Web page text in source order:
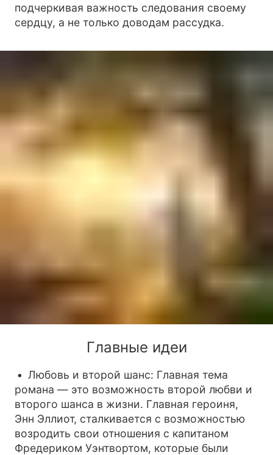
подчеркивая важность следования своему
сердцу, а не только доводам рассудка.
Главные идеи
Любовь и второй шанс: Главная тема
романа — это возможность второй любви и
второго шанса в жизни. Главная героиня,
Энн Эллиот, сталкивается с возможностью
возродить свои отношения с капитаном
Фредериком Уэнтвортом, которые были